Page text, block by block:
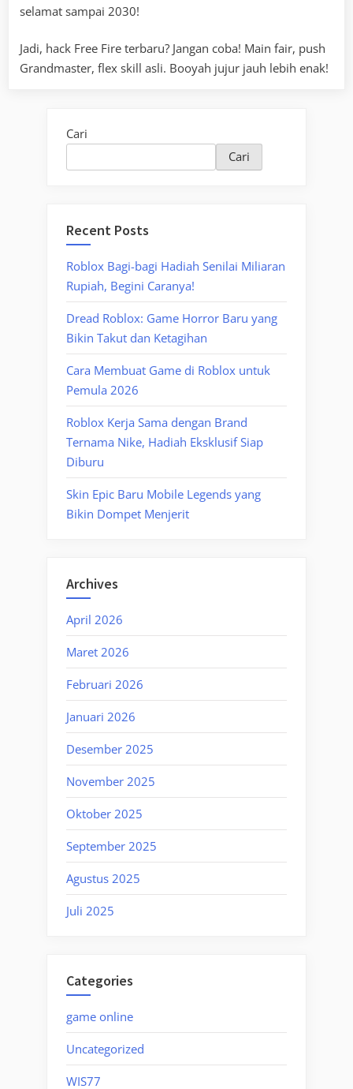
selamat sampai 2030!
Jadi, hack Free Fire terbaru? Jangan coba! Main fair, push
Grandmaster, flex skill asli. Booyah jujur jauh lebih enak!
Cari
Cari
Recent Posts
Roblox Bagi-bagi Hadiah Senilai Miliaran
Rupiah, Begini Caranya!
Dread Roblox: Game Horror Baru yang
Bikin Takut dan Ketagihan
Cara Membuat Game di Roblox untuk
Pemula 2026
Roblox Kerja Sama dengan Brand
Ternama Nike, Hadiah Eksklusif Siap
Diburu
Skin Epic Baru Mobile Legends yang
Bikin Dompet Menjerit
Archives
April 2026
Maret 2026
Februari 2026
Januari 2026
Desember 2025
November 2025
Oktober 2025
September 2025
Agustus 2025
Juli 2025
Categories
game online
Uncategorized
WIS77